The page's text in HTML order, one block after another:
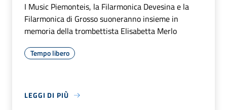
I Music Piemonteis, la Filarmonica Devesina e la
Filarmonica di Grosso suoneranno insieme in
memoria della trombettista Elisabetta Merlo
Tempo libero
LEGGI DI PIÙ